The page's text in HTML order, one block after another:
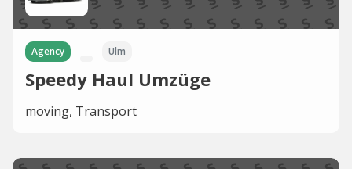
Agency Ulm
Speedy Haul Umzüge
moving, Transport